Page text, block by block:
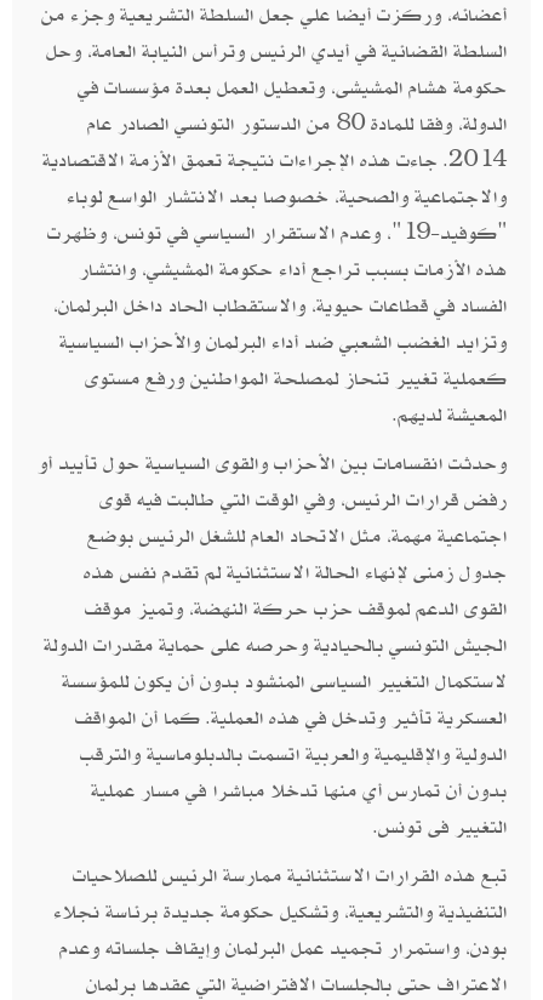
أعضائه، وركزت أيضا علي جعل السلطة التشريعية وجزء من
السلطة القضائية في أيدي الرئيس وترأس النيابة العامة، وحل
حكومة هشام المشيشى، وتعطيل العمل بعدة مؤسسات في
الدولة، وفقا للمادة 80 من الدستور التونسي الصادر عام
2014. جاءت هذه الإجراءات نتيجة تعمق الأزمة الاقتصادية
والاجتماعية والصحية، خصوصا بعد الانتشار الواسع لوباء
"كوفيد-19"، وعدم الاستقرار السياسي في تونس، وظهرت
هذه الأزمات بسبب تراجع أداء حكومة المشيشي، وانتشار
الفساد في قطاعات حيوية، والاستقطاب الحاد داخل البرلمان،
وتزايد الغضب الشعبي ضد أداء البرلمان والأحزاب السياسية
كعملية تغيير تنحاز لمصلحة المواطنين ورفع مستوى
المعيشة لديهم.
وحدثت انقسامات بين الأحزاب والقوى السياسية حول تأييد أو
رفض قرارات الرئيس، وفي الوقت التي طالبت فيه قوى
اجتماعية مهمة، مثل الاتحاد العام للشغل الرئيس بوضع
جدول زمنى لإنهاء الحالة الاستثنائية لم تقدم نفس هذه
القوى الدعم لموقف حزب حركة النهضة، وتميز موقف
الجيش التونسي بالحيادية وحرصه على حماية مقدرات الدولة
لاستكمال التغيير السياسى المنشود بدون أن يكون للمؤسسة
العسكرية تأثير وتدخل في هذه العملية. كما أن المواقف
الدولية والإقليمية والعربية اتسمت بالدبلوماسية والترقب
بدون أن تمارس أي منها تدخلا مباشرا في مسار عملية
التغيير فى تونس.
تبع هذه القرارات الاستثنائية ممارسة الرئيس للصلاحيات
التنفيذية والتشريعية، وتشكيل حكومة جديدة برئاسة نجلاء
بودن، واستمرار تجميد عمل البرلمان وإيقاف جلساته وعدم
الاعتراف حتى بالجلسات الافتراضية التي عقدها برلمان